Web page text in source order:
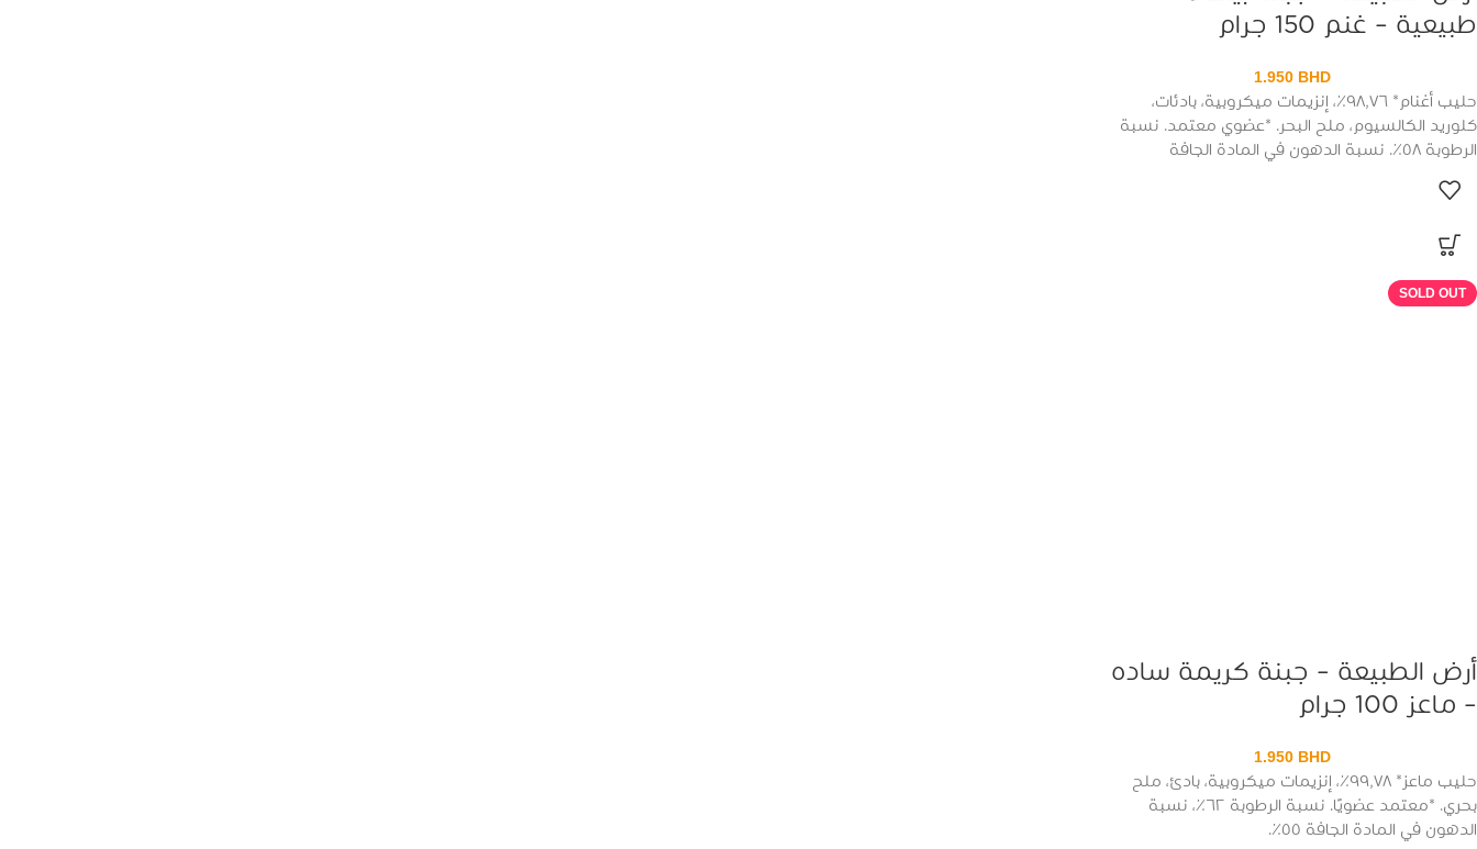
طبيعية – غنم 150 جرام
1.950 BHD
حليب أغنام* ٩٨٫٧٦٪، إنزيمات ميكروبية، بادئات،
كلوريد الكالسيوم، ملح البحر. *عضوي معتمد. نسبة
الرطوبة ٥٨٪. نسبة الدهون في المادة الجافة
SOLD OUT
أرض الطبيعة – جبنة كريمة ساده
– ماعز 100 جرام
1.950 BHD
حليب ماعز* ٩٩٫٧٨٪، إنزيمات ميكروبية، بادئ، ملح
بحري. *معتمد عضويًا. نسبة الرطوبة ٦٢٪، نسبة
الدهون في المادة الجافة ٥٥٪.